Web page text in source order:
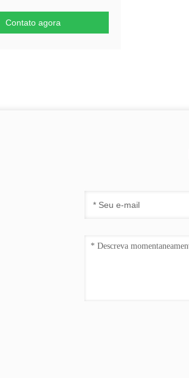
Contato agora